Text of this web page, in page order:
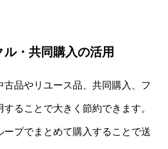
・共同購入の活用
古品やリユース品、共同購入、フ
ることで大きく節約できます。
ープでまとめて購入することで送